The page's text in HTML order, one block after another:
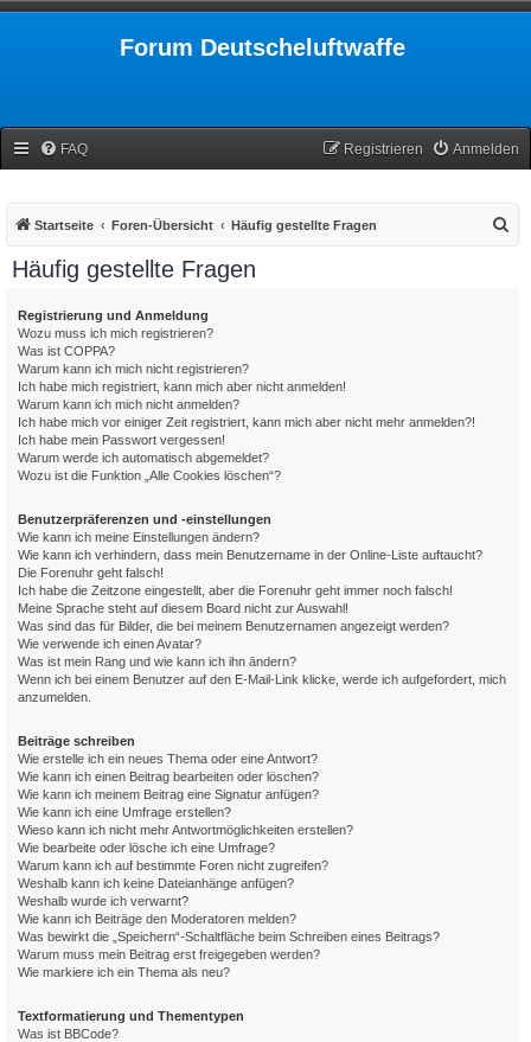
Forum Deutscheluftwaffe
FAQ Anmelden
Registrieren
Startseite Foren-Übersicht Häufig gestellte Fragen
Häufig gestellte Fragen
Registrierung und Anmeldung
Wozu muss ich mich registrieren?
Was ist COPPA?
Warum kann ich mich nicht registrieren?
Ich habe mich registriert, kann mich aber nicht anmelden!
Warum kann ich mich nicht anmelden?
Ich habe mich vor einiger Zeit registriert, kann mich aber nicht mehr anmelden?!
Ich habe mein Passwort vergessen!
Warum werde ich automatisch abgemeldet?
Wozu ist die Funktion „Alle Cookies löschen“?
Benutzerpräferenzen und -einstellungen
Wie kann ich meine Einstellungen ändern?
Wie kann ich verhindern, dass mein Benutzername in der Online-Liste auftaucht?
Die Forenuhr geht falsch!
Ich habe die Zeitzone eingestellt, aber die Forenuhr geht immer noch falsch!
Meine Sprache steht auf diesem Board nicht zur Auswahl!
Was sind das für Bilder, die bei meinem Benutzernamen angezeigt werden?
Wie verwende ich einen Avatar?
Was ist mein Rang und wie kann ich ihn ändern?
Wenn ich bei einem Benutzer auf den E-Mail-Link klicke, werde ich aufgefordert, mich
anzumelden.
Beiträge schreiben
Wie erstelle ich ein neues Thema oder eine Antwort?
Wie kann ich einen Beitrag bearbeiten oder löschen?
Wie kann ich meinem Beitrag eine Signatur anfügen?
Wie kann ich eine Umfrage erstellen?
Wieso kann ich nicht mehr Antwortmöglichkeiten erstellen?
Wie bearbeite oder lösche ich eine Umfrage?
Warum kann ich auf bestimmte Foren nicht zugreifen?
Weshalb kann ich keine Dateianhänge anfügen?
Weshalb wurde ich verwarnt?
Wie kann ich Beiträge den Moderatoren melden?
Was bewirkt die „Speichern“-Schaltfläche beim Schreiben eines Beitrags?
Warum muss mein Beitrag erst freigegeben werden?
Wie markiere ich ein Thema als neu?
Textformatierung und Thementypen
Was ist BBCode?